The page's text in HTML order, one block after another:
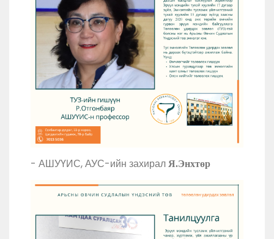
- АШУҮИС, АУС-ийн захирал Я.Энхтөр